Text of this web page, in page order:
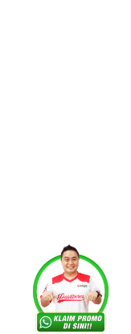
About Us